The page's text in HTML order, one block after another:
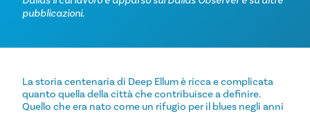
pubblicazioni.
La storia centenaria di Deep Ellum è ricca e complicata
quanto quella della città che contribuisce a definire.
Quello che era nato come un rifugio per il blues negli anni